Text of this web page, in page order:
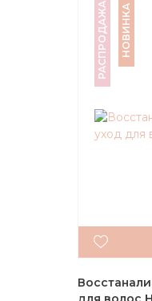
РАСПРОДАЖА НОВИНКА